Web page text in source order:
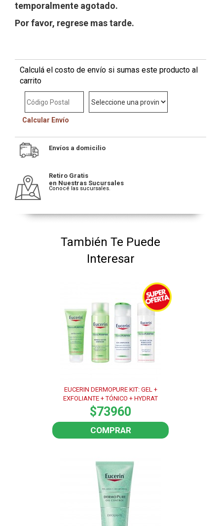
temporalmente agotado.
Por favor, regrese mas tarde.
Calculá el costo de envío si sumas este producto al
carrito
Calcular Envío
Envíos a domicilio
Retiro Gratis
en Nuestras Sucursales
Conocé las sucursales.
También Te Puede
Interesar
EUCERIN DERMOPURE KIT: GEL +
EXFOLIANTE + TÓNICO + HYDRAT
$73960
COMPRAR